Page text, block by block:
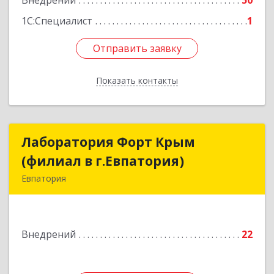
1С:Специалист
1
Отправить заявку
Показать контакты
Отправить заявку
Назад
Лаборатория Форт Крым
(филиал в г.Евпатория)
Евпатория
Внедрений 22
Лаборатория Форт Крым
(филиал в г.Евпатория)
Подробнее